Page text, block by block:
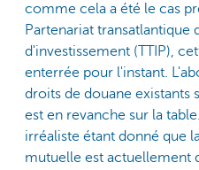
comme cela a été le cas
Partenariat
d'investissement (TTIP),
enterrée pour l'instant.
droits de douane existants
est en revanche sur la
irréaliste étant donné que
mutuelle est actuellement